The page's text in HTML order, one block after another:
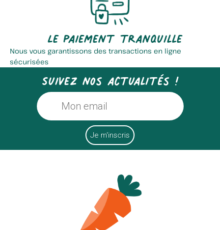
Le paiement tranquille
Nous vous garantissons des transactions en ligne
sécurisées
Suivez nos actualités !